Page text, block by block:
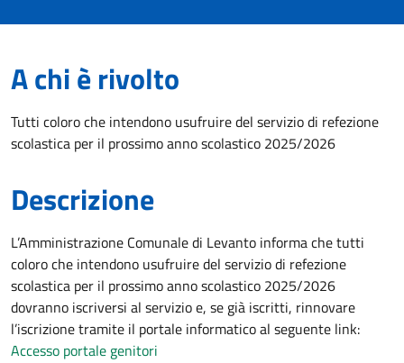
A chi è rivolto
Tutti coloro che intendono usufruire del servizio di refezione
scolastica per il prossimo anno scolastico 2025/2026
Descrizione
L’Amministrazione Comunale di Levanto informa che tutti
coloro che intendono usufruire del servizio di refezione
scolastica per il prossimo anno scolastico 2025/2026
dovranno iscriversi al servizio e, se già iscritti, rinnovare
l’iscrizione tramite il portale informatico al seguente link:
Accesso portale genitori